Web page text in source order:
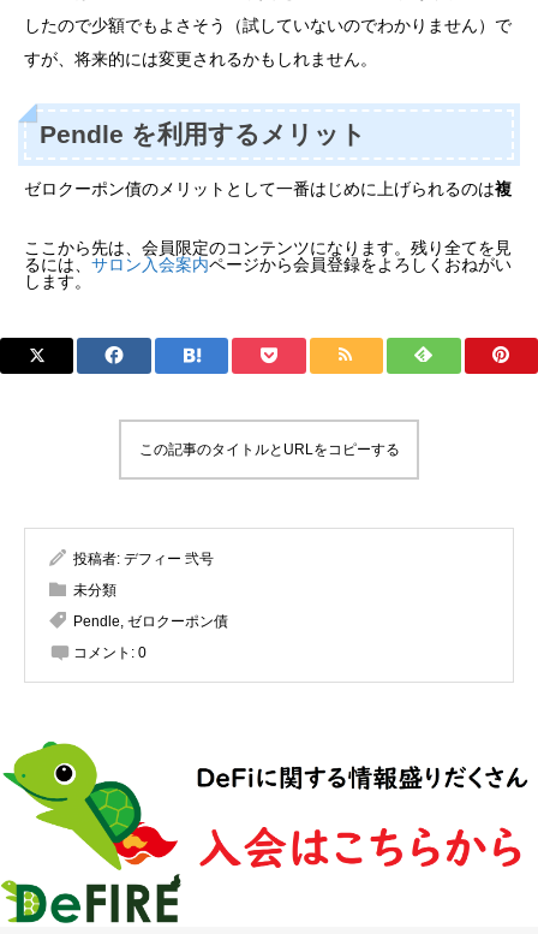
したので少額でもよさそう（試していないのでわかりません）で
すが、将来的には変更されるかもしれません。
Pendle を利用するメリット
ゼロクーポン債のメリットとして一番はじめに上げられるのは複
ここから先は、会員限定のコンテンツになります。残り全てを見
るには、 サロン入会案内ページから会員登録をよろしくおねがい
します。
この記事のタイトルとURLをコピーする
投稿者: デフィー 弐号
未分類
Pendle ゼロクーポン債
コメント: 0